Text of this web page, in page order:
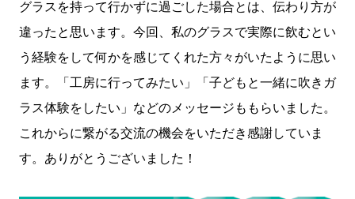
グラスを持って行かずに過ごした場合とは、伝わり方が
違ったと思います。今回、私のグラスで実際に飲むとい
う経験をして何かを感じてくれた方々がいたように思い
ます。「工房に行ってみたい」「子どもと一緒に吹きガ
ラス体験をしたい」などのメッセージももらいました。
これからに繋がる交流の機会をいただき感謝していま
す。ありがとうございました！